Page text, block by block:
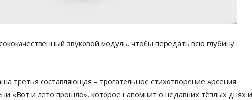
звуковой модуль, чтобы передать всю глубину
третья составляющая – трогательное стихотворение Арсения
«Вот и лето прошло», которое напомнит о недавних тёплых днях и